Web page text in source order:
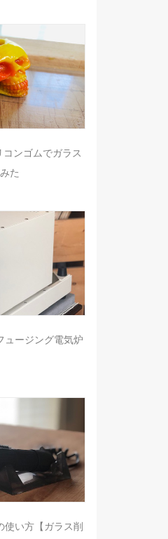
コンゴムでガラス
た
ュージング電気炉
使い方【ガラス削